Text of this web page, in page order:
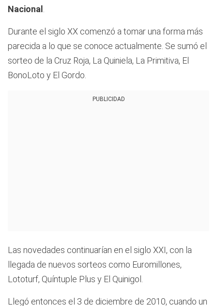
Nacional
Durante el siglo XX comenzó a tomar una forma más
parecida a lo que se conoce actualmente. Se sumó el
sorteo de la Cruz Roja, La Quiniela, La Primitiva, El
BonoLoto y El Gordo.
PUBLICIDAD
Las novedades continuarían en el siglo XXI, con la
llegada de nuevos sorteos como Euromillones,
Lototurf, Quíntuple Plus y El Quinigol.
Llegó entonces el 3 de diciembre de 2010, cuando un